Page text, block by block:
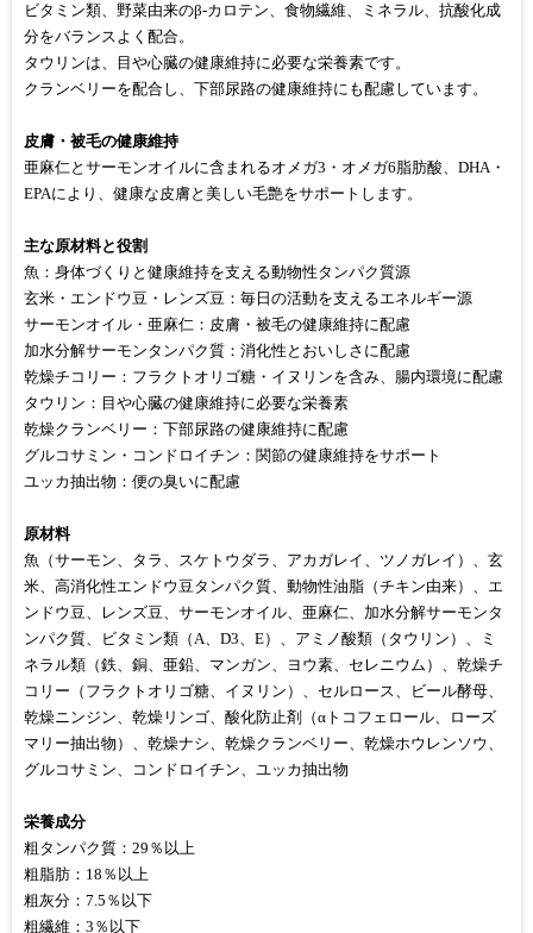
ビタミン類、野菜由来のβ-カロテン、食物繊維、ミネラル、抗酸化成
分をバランスよく配合。
タウリンは、目や心臓の健康維持に必要な栄養素です。
クランベリーを配合し、下部尿路の健康維持にも配慮しています。
皮膚・被毛の健康維持
亜麻仁とサーモンオイルに含まれるオメガ3・オメガ6脂肪酸、DHA・
EPAにより、健康な皮膚と美しい毛艶をサポートします。
主な原材料と役割
魚：身体づくりと健康維持を支える動物性タンパク質源
玄米・エンドウ豆・レンズ豆：毎日の活動を支えるエネルギー源
サーモンオイル・亜麻仁：皮膚・被毛の健康維持に配慮
加水分解サーモンタンパク質：消化性とおいしさに配慮
乾燥チコリー：フラクトオリゴ糖・イヌリンを含み、腸内環境に配慮
タウリン：目や心臓の健康維持に必要な栄養素
乾燥クランベリー：下部尿路の健康維持に配慮
グルコサミン・コンドロイチン：関節の健康維持をサポート
ユッカ抽出物：便の臭いに配慮
原材料
魚（サーモン、タラ、スケトウダラ、アカガレイ、ツノガレイ）、玄
米、高消化性エンドウ豆タンパク質、動物性油脂（チキン由来）、エ
ンドウ豆、レンズ豆、サーモンオイル、亜麻仁、加水分解サーモンタ
ンパク質、ビタミン類（A、D3、E）、アミノ酸類（タウリン）、ミ
ネラル類（鉄、銅、亜鉛、マンガン、ヨウ素、セレニウム）、乾燥チ
コリー（フラクトオリゴ糖、イヌリン）、セルロース、ビール酵母、
乾燥ニンジン、乾燥リンゴ、酸化防止剤（αトコフェロール、ローズ
マリー抽出物）、乾燥ナシ、乾燥クランベリー、乾燥ホウレンソウ、
グルコサミン、コンドロイチン、ユッカ抽出物
栄養成分
粗タンパク質：29％以上
粗脂肪：18％以上
粗灰分：7.5％以下
粗繊維：3％以下